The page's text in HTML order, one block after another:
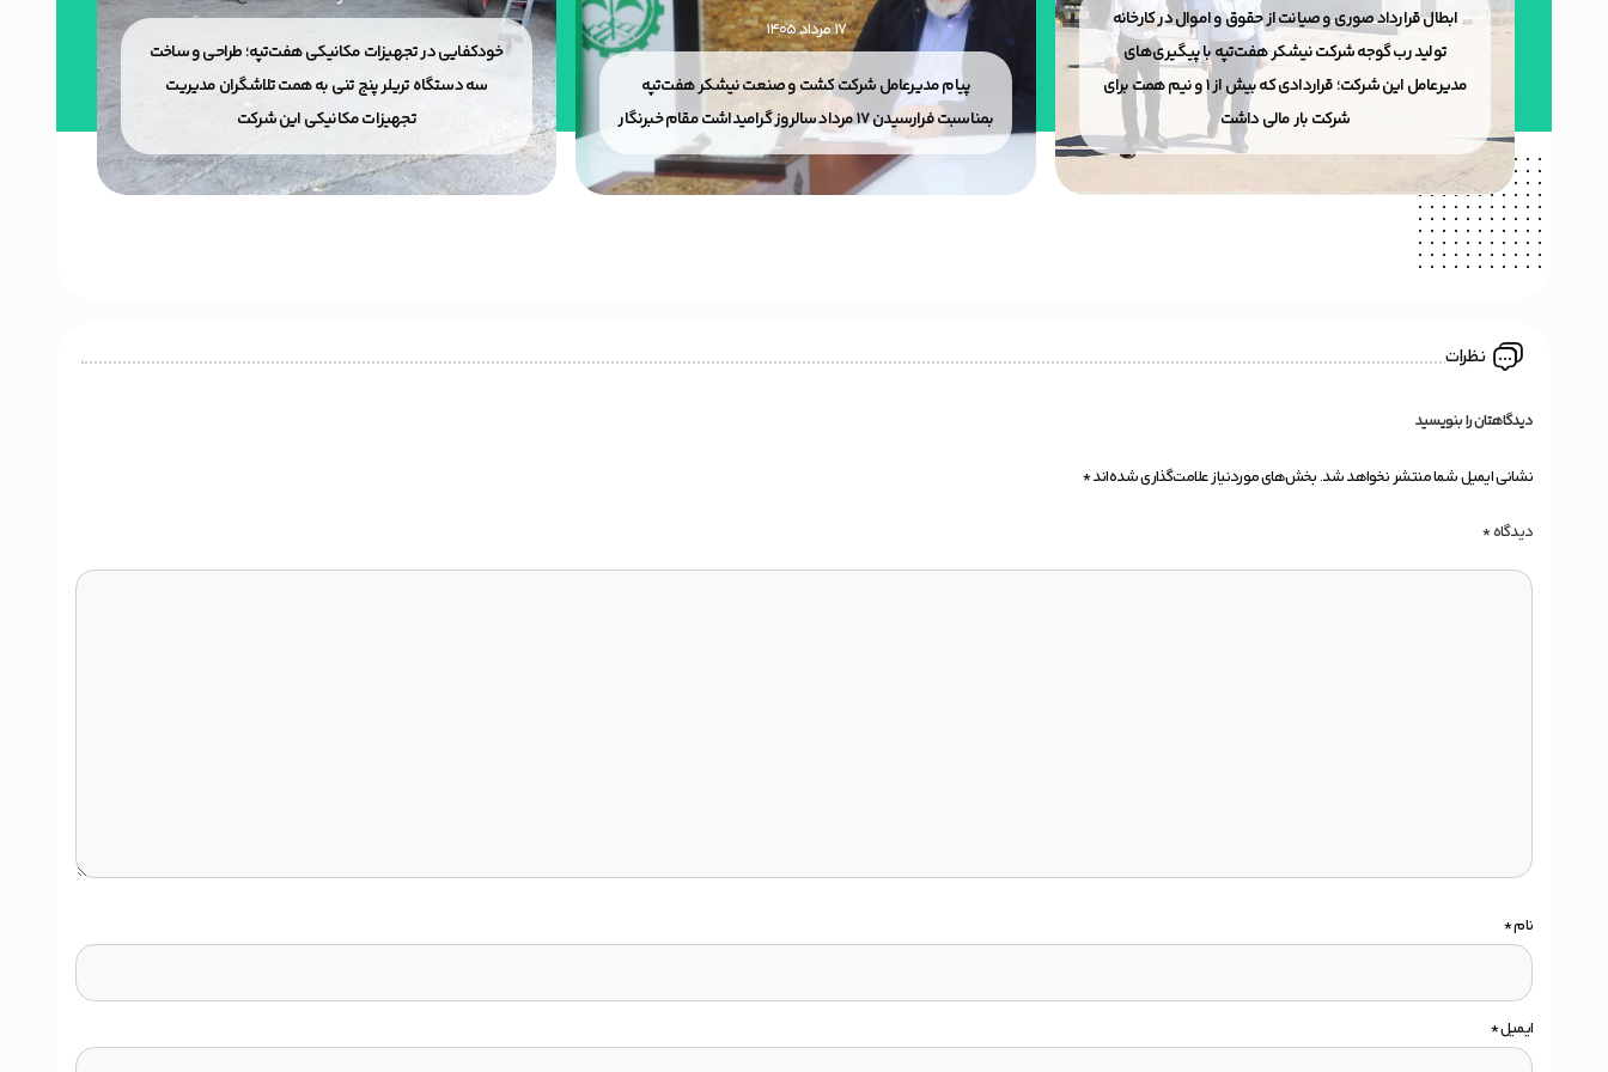
ابطال قرارداد صوری و صیانت از حقوق و اموال در کارخانه
تولید رب گوجه شرکت نیشکر هفت‌تپه با پیگیری‌های
مدیرعامل این شرکت؛ قراردادی که بیش از ۱ و نیم همت برای
شرکت بار مالی داشت
۱۷ مرداد ۱۴۰۵
پیام مدیرعامل شرکت کشت و صنعت نیشکر هفت‌تپه
بمناسبت فرارسیدن ۱۷ مرداد سالروز گرامیداشت مقام خبرنگار
خودکفایی در تجهیزات مکانیکی هفت‌تپه؛ طراحی و ساخت
سه دستگاه تریلر پنج تنی به همت تلاشگران مدیریت
تجهیزات مکانیکی این شرکت
نظرات
دیدگاهتان را بنویسید
نشانی ایمیل شما منتشر نخواهد شد.بخش‌های موردنیاز علامت‌گذاری شده‌اند*
دیدگاه*
نام*
ایمیل*